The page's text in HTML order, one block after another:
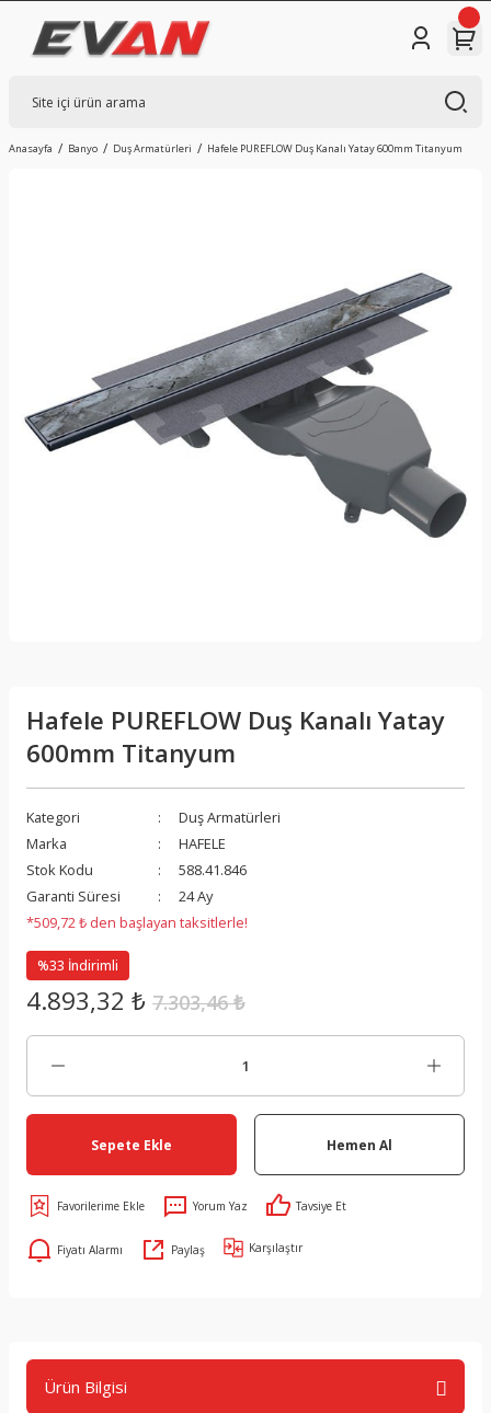
Anasayfa Banyo Duş Armatürleri Hafele PUREFLOW Duş Kanalı Yatay 600mm Titanyum
Hafele PUREFLOW Duş Kanalı Yatay
600mm Titanyum
Kategori
Duş Armatürleri
Marka
HAFELE
Stok Kodu
588.41.846
Garanti Süresi
24 Ay
*509,72 ₺ den başlayan taksitlerle!
%33 İndirimli
4.893,32 ₺ 7.303,46 ₺
Sepete Ekle Hemen Al
Yorum Yaz Tavsiye Et
Fiyatı Alarmı Paylaş Karşılaştır
Ürün Bilgisi